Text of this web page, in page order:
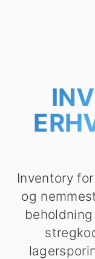
Inventory
og